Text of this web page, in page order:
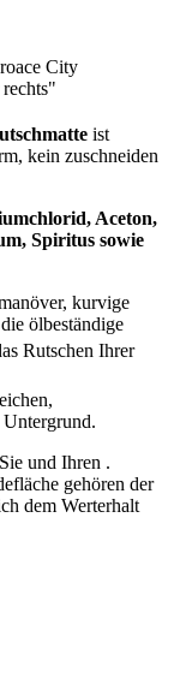
City
ist
kein zuschneiden
Aceton,
Spiritus sowie
kurvige
ölbeständige
Rutschen Ihrer
Untergrund.
und Ihren .
gehören der
dem Werterhalt